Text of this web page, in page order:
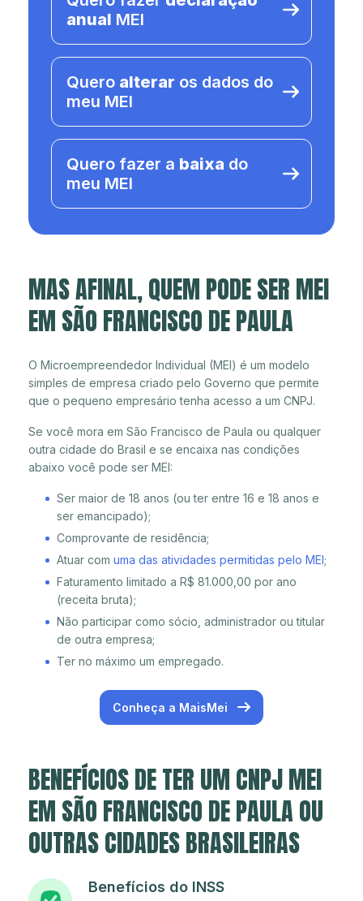
anual MEI
Quero alterar os dados do
meu MEI
Quero fazer a baixa do
meu MEI
MAS AFINAL, QUEM PODE SER MEI
EM SÃO FRANCISCO DE PAULA
O Microempreendedor Individual (MEI) é um modelo
simples de empresa criado pelo Governo que permite
que o pequeno empresário tenha acesso a um CNPJ.
Se você mora em São Francisco de Paula ou qualquer
outra cidade do Brasil e se encaixa nas condições
abaixo você pode ser MEI:
Ser maior de 18 anos (ou ter entre 16 e 18 anos e
ser emancipado);
Comprovante de residência;
Atuar com uma das atividades permitidas pelo MEI;
Faturamento limitado a R$ 81.000,00 por ano
(receita bruta);
Não participar como sócio, administrador ou titular
de outra empresa;
Ter no máximo um empregado.
Conheça a MaisMei
BENEFÍCIOS DE TER UM CNPJ MEI
EM SÃO FRANCISCO DE PAULA OU
OUTRAS CIDADES BRASILEIRAS
Benefícios do INSS